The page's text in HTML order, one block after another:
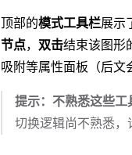
顶部的模式工具栏展示
节点， 双击结束该图形
吸附等属性面板（后文
提示：不熟悉这些工
切换逻辑尚不熟悉，